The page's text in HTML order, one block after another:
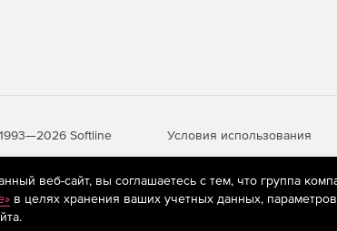
Softline Условия использования
рекомендательные технологии (информационные
пользователей сети «Интернет»,
веб-сайт, вы соглашаетесь с тем, что группа
в целях хранения ваших учетных данных,